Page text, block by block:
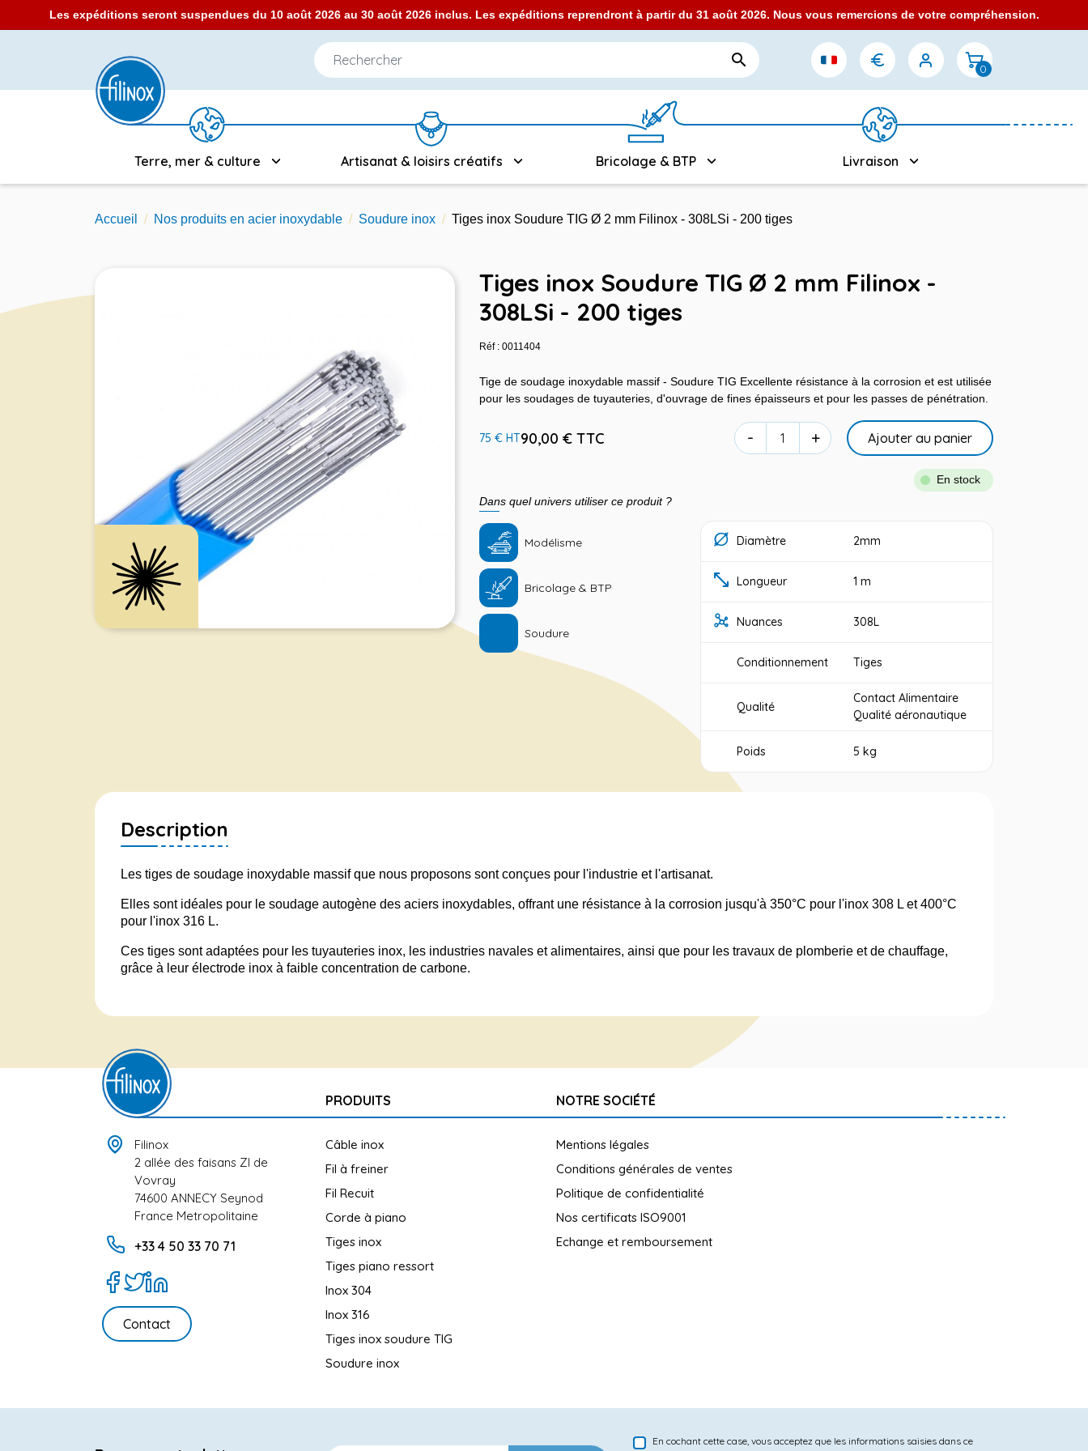
Les expéditions seront suspendues du 10 août 2026 au 30 août 2026 inclus. Les expéditions reprendront à partir du 31 août 2026. Nous vous remercions de votre compréhension.
 0
Terre, mer & culture Artisanat & loisirs créatifs Bricolage & BTP Livraison
Accueil Nos produits en acier inoxydable Soudure inox Tiges inox Soudure TIG Ø 2 mm Filinox - 308LSi - 200 tiges
Tiges inox Soudure TIG Ø 2 mm Filinox -
308LSi - 200 tiges
Réf : 0011404
Tige de soudage inoxydable massif - Soudure TIG Excellente résistance à la corrosion et est utilisée
pour les soudages de tuyauteries, d'ouvrage de fines épaisseurs et pour les passes de pénétration.
75 € HT90,00 € TTC - + Ajouter au panier
En stock
Dans quel univers utiliser ce produit ?
Modélisme
Bricolage & BTP
Soudure
Diamètre 2mm
Longueur 1 m
Nuances 308L
Conditionnement Tiges
Qualité
Contact Alimentaire
Qualité aéronautique
Poids 5 kg
Description
Les tiges de soudage inoxydable massif que nous proposons sont conçues pour l'industrie et l'artisanat.
Elles sont idéales pour le soudage autogène des aciers inoxydables, offrant une résistance à la corrosion jusqu'à 350°C pour l'inox 308 L et 400°C
pour l'inox 316 L.
Ces tiges sont adaptées pour les tuyauteries inox, les industries navales et alimentaires, ainsi que pour les travaux de plomberie et de chauffage,
grâce à leur électrode inox à faible concentration de carbone.
Filinox
2 allée des faisans ZI de
Vovray
74600 ANNECY Seynod
France Metropolitaine
+33 4 50 33 70 71
Contact
PRODUITS
Câble inox
Fil à freiner
Fil Recuit
Corde à piano
Tiges inox
Tiges piano ressort
Inox 304
Inox 316
Tiges inox soudure TIG
Soudure inox
NOTRE SOCIÉTÉ
Mentions légales
Conditions générales de ventes
Politique de confidentialité
Nos certificats ISO9001
Echange et remboursement
En cochant cette case, vous acceptez que les informations saisies dans ce